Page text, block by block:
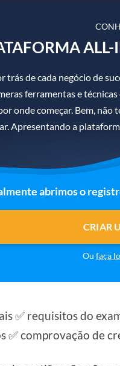
trás de cada negócio de
ferramentas e
onde começar. Bem,
Apresentando a
abrimos o
CRIAR
Ou faça
✅ requisitos do
✅ comprovação de